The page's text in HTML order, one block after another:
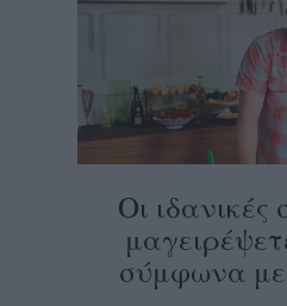
Οι ιδανικές
σύμφωνα με